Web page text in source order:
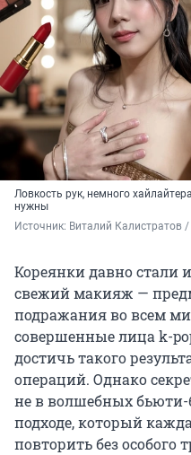
Ловкость рук, немного
нужны
Источник: Виталий Калистратов
Кореянки давно стали
свежий макияж —
подражания во всем
совершенные лица k-
достичь такого
операций. Однако
не в волшебных бьюти-
подходе, который
повторить без особого